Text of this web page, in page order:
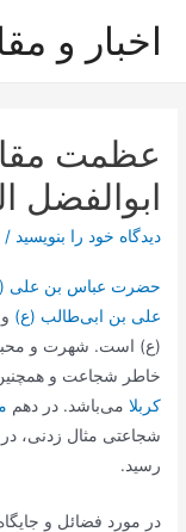
اخبار و
عظمت
ابوالفضل
دیدگاه‌ خود را بنویسید /
حضرت عباس بن علی
علی بن ابی‌طالب (ع)
(ع) است. شهرت و
خاطر شجاعت و
کربلا می‌باشد. در دهم
شجاعتی مثال زدنی،
رسید.
در مورد فضائل و